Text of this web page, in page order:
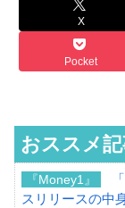
X
Pocket
おススメ
『Money1』
スリリースの中身